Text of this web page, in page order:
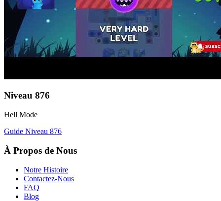
Niveau 876
Hell Mode
Guide Niveau 876
À Propos de Nous
Notre Histoire
Contactez-Nous
FAQ
Blog